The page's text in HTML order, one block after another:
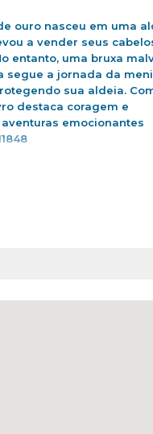
ouro nasceu em uma
a vender seus
entanto, uma bruxa
segue a jornada da
sua aldeia.
destaca coragem e
emocionantes